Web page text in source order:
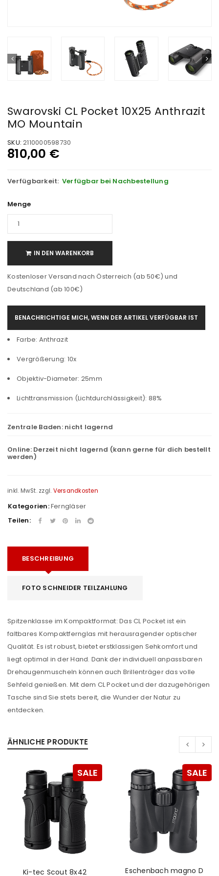
ANMELDEN
Swarovski CL Pocket 10X25 Anthrazit
MO Mountain
SKU: 2110000598730
810,00 €
Verfügbarkeit: Verfügbar bei Nachbestellung
Menge
IN DEN WARENKORB
Kostenloser Versand nach Österreich (ab 50€) und
Deutschland (ab 100€)
BENACHRICHTIGE MICH, WENN DER ARTIKEL VERFÜGBAR IST
Farbe: Anthrazit
Vergrößerung: 10x
Objektiv-Diameter: 25mm
Lichttransmission (Lichtdurchlässigkeit): 88%
Zentrale Baden: nicht lagernd
Online: Derzeit nicht lagernd (kann gerne für dich bestellt
werden)
inkl. MwSt. zzgl. Versandkosten
Kategorien:Ferngläser
Teilen:
BESCHREIBUNG
FOTO SCHNEIDER TEILZAHLUNG
Spitzenklasse im Kompaktformat: Das CL Pocket ist ein
faltbares Kompaktfernglas mit herausragender optischer
Qualität. Es ist robust, bietet erstklassigen Sehkomfort und
liegt optimal in der Hand. Dank der individuell anpassbaren
Drehaugenmuscheln können auch Brillenträger das volle
Sehfeld genießen. Mit dem CL Pocket und der dazugehörigen
Tasche sind Sie stets bereit, die Wunder der Natur zu
entdecken.
ÄHNLICHE PRODUKTE
SALE
Ki-tec Scout 8x42
SALE
Eschenbach magno D